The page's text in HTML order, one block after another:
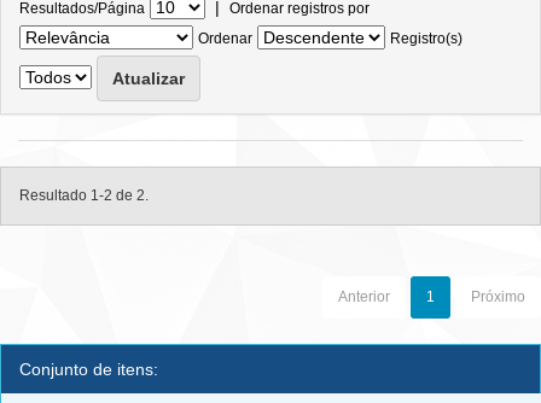
Resultados/Página | Ordenar registros por
Ordenar
Registro(s)
Resultado 1-2 de 2.
Anterior 1 Próximo
Conjunto de itens: